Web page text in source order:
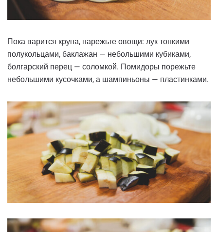
Пока варится крупа, нарежьте овощи: лук тонкими
полукольцами, баклажан — небольшими кубиками,
болгарский перец — соломкой. Помидоры порежьте
небольшими кусочками, а шампиньоны — пластинками.